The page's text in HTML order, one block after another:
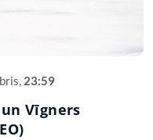
23:59
Vīgners